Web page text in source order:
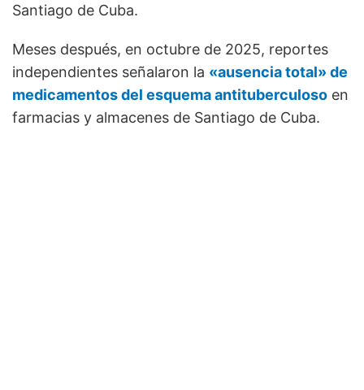
Santiago de Cuba.
Meses después, en octubre de 2025, reportes
independientes señalaron la «ausencia total» de
medicamentos del esquema antituberculoso en
farmacias y almacenes de Santiago de Cuba.